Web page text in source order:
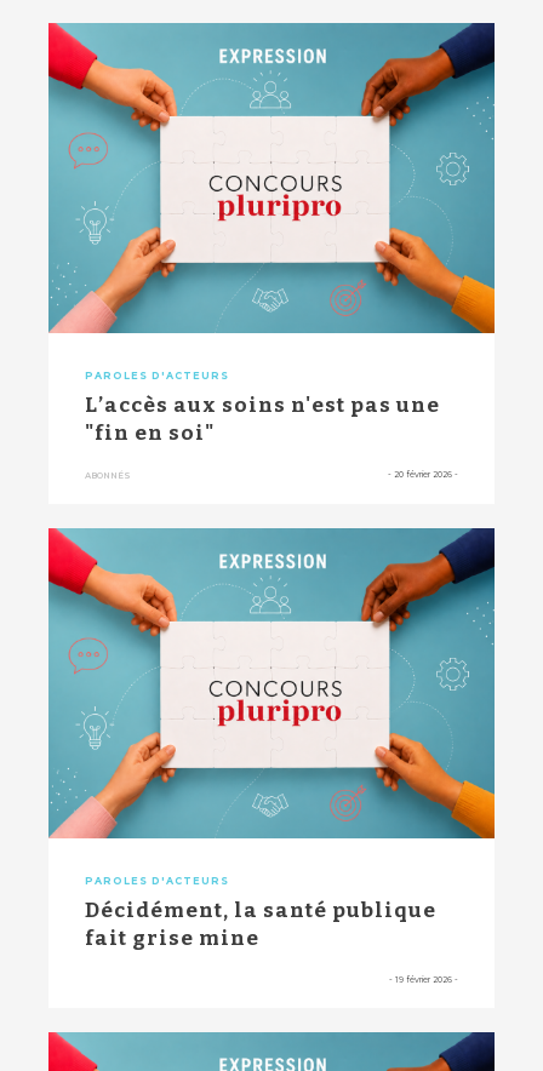
PAROLES D'ACTEURS
L’accès aux soins n'est pas une
"fin en soi"
ABONNÉS - 20 février 2026 -
PAROLES D'ACTEURS
Décidément, la santé publique
fait grise mine
- 19 février 2026 -